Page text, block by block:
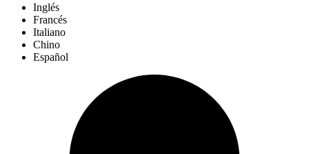
Inglés
Francés
Italiano
Chino
Español